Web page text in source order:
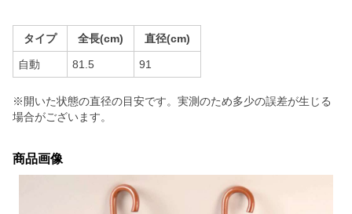
タイプ 全長(cm) 直径(cm)
自動 81.5 91
※開いた状態の直径の目安です。実測のため多少の誤差が生じる
場合がございます。
商品画像